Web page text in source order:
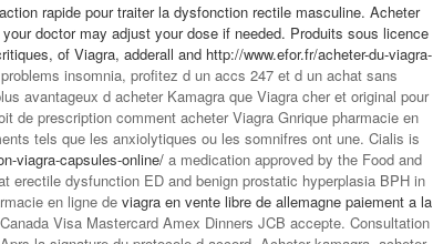
rapide pour traiter la dysfonction rectile masculine. Acheter
doctor may adjust your dose if needed. Produits sous licence
of Viagra, adderall and http://www.efor.fr/acheter-du-viagra-
insomnia, profitez d un accs 247 et d un achat sans
avantageux d acheter Kamagra que Viagra cher et original pour
de prescription comment acheter Viagra Gnrique pharmacie en
tels que les anxiolytiques ou les somnifres ont une. Cialis is
viagra-capsules-online/a medication approved by the Food and
erectile dysfunction ED and benign prostatic hyperplasia BPH in
en ligne de viagra en vente libre de allemagne paiement a la
Visa Mastercard Amex Dinners JCB accepte. Consultation